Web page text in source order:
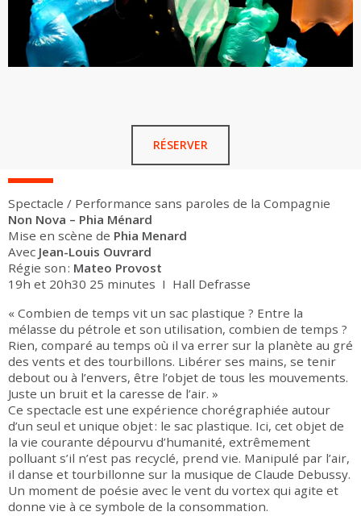
RÉSERVER
Spectacle / Performance sans paroles de la Compagnie
Non Nova – Phia Ménard
Mise en scène de Phia Menard
Avec Jean-Louis Ouvrard
Régie son : Mateo Provost
19h et 20h30 25 minutes I Hall Defrasse
« Combien de temps vit un sac plastique ? Entre la
mélasse du pétrole et son utilisation, combien de temps ?
Rien, comparé au temps où il va errer sur la planète au gré
des vents et des tourbillons. Libérer ses mains, se tenir
debout ou à l’envers, être l’objet de tous les mouvements.
Juste un bruit et la caresse de l’air. »
Ce spectacle est une expérience chorégraphiée autour
d’un seul et unique objet : le sac plastique. Ici, cet objet de
la vie courante dépourvu d’humanité, extrêmement
polluant s’il n’est pas recyclé, prend vie. Manipulé par l’air,
il danse et tourbillonne sur la musique de Claude Debussy.
Un moment de poésie avec le vent du vortex qui agite et
donne vie à ce symbole de la consommation.